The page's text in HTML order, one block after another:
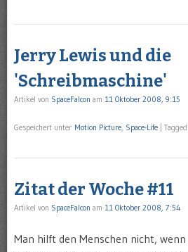
Jerry Lewis und die
'Schreibmaschine'
Artikel von SpaceFalcon am 11 Oktober 2008, 9:15
Gespeichert unter Motion Picture, Space-Life Tagged
Zitat der Woche #11
Artikel von SpaceFalcon am 11 Oktober 2008, 7:54
Man hilft den Menschen nicht,